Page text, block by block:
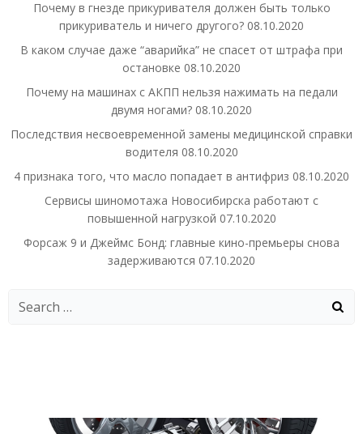
Почему в гнезде прикуривателя должен быть только
прикуриватель и ничего другого? 08.10.2020
В каком случае даже “аварийка” не спасет от штрафа при
остановке 08.10.2020
Почему на машинах с АКПП нельзя нажимать на педали
двумя ногами? 08.10.2020
Последствия несвоевременной замены медицинской справки
водителя 08.10.2020
4 признака того, что масло попадает в антифриз 08.10.2020
Сервисы шиномотажа Новосибирска работают с
повышенной нагрузкой 07.10.2020
Форсаж 9 и Джеймс Бонд: главные кино-премьеры снова
задерживаются 07.10.2020
Search